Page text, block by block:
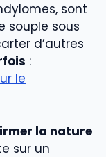
sont
souple sous
d’autres
:
le
la nature
sur un